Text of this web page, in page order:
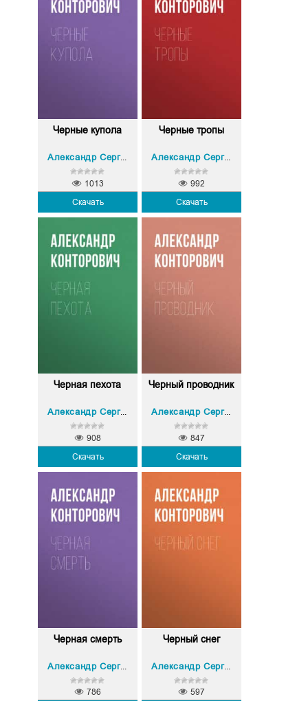
Черные купола
Александр Сергеевич Конторович
Скачать
1013
Черные тропы
Александр Сергеевич Конторович
Скачать
992
Черная пехота
Александр Сергеевич Конторович
Скачать
908
Черный проводник
Александр Сергеевич Конторович
Скачать
847
Черная смерть
Александр Сергеевич Конторович
786
Черный снег
Александр Сергеевич Конторович
597